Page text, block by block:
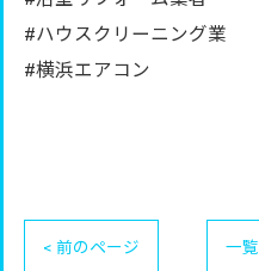
#ハウスクリーニング業
#横浜エアコン
< 前のページ 一